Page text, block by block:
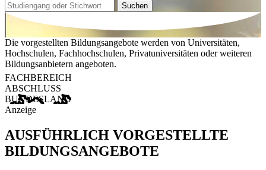
Suchen
Die vorgestellten Bildungsangebote werden von Universitäten,
Hochschulen, Fachhochschulen, Privatuniversitäten oder weiteren
Bildungsanbietern angeboten.
FACHBEREICH
ABSCHLUSS
BUNDESLAND
Anzeige
AUSFÜHRLICH VORGESTELLTE
BILDUNGSANGEBOTE